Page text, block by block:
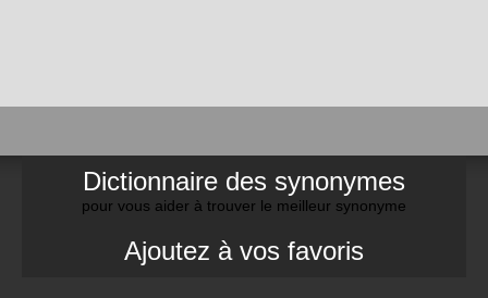
Dictionnaire des synonymes
pour vous aider à trouver le meilleur synonyme
Ajoutez à vos favoris